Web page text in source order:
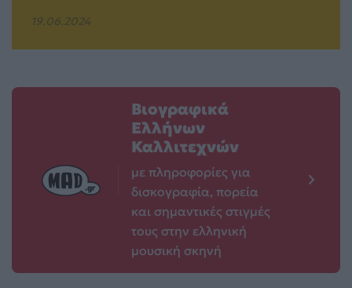
19.06.2024
Βιογραφικά
Ελλήνων
Καλλιτεχνών
με πληροφορίες για
δισκογραφία, πορεία
και σημαντικές στιγμές
τους στην ελληνική
μουσική σκηνή